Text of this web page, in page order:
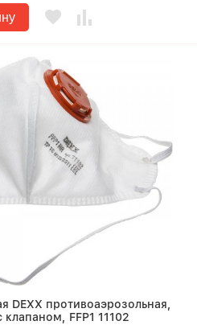
DEXX противоаэрозольная,
FFP1 11102